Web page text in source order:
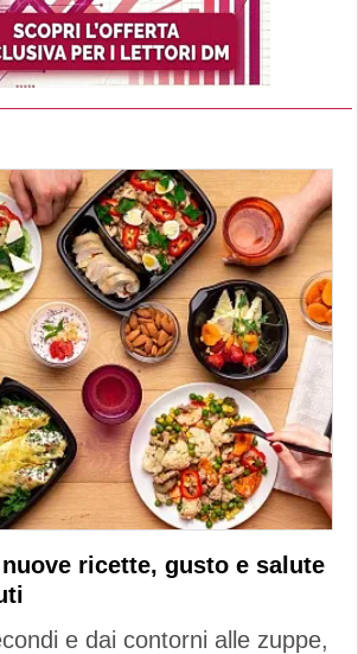
ricette, gusto e salute
e dai contorni alle zuppe,